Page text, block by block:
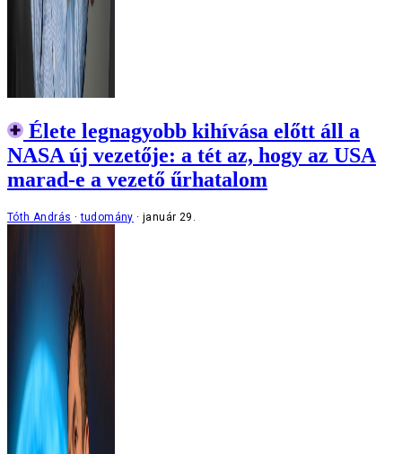
Élete legnagyobb kihívása előtt áll a
NASA új vezetője: a tét az, hogy az USA
marad-e a vezető űrhatalom
Tóth András tudomány január 29.